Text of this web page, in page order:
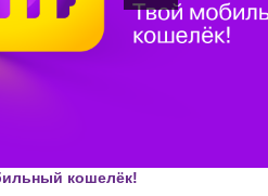
кошелёк!